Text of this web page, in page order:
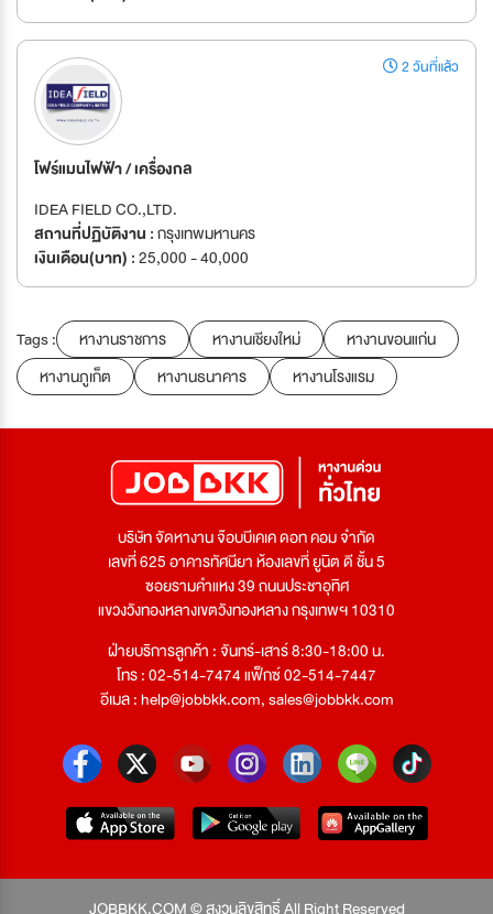
2 วันที่แล้ว
โฟร์แมนไฟฟ้า / เครื่องกล
IDEA FIELD CO.,LTD.
สถานที่ปฏิบัติงาน :กรุงเทพมหานคร
เงินเดือน(บาท) :25,000 - 40,000
Tags : หางานราชการ หางานเชียงใหม่
หางานขอนแก่น
หางานภูเก็ต
หางานธนาคาร หางานโรงแรม
บริษัท จัดหางาน จ๊อบบีเคเค ดอท คอม จำกัด
เลขที่ 625 อาคารทัศนียา ห้องเลขที่ ยูนิต ดี ชั้น 5
ซอยรามคำแหง 39 ถนนประชาอุทิศ
แขวงวังทองหลางเขตวังทองหลาง กรุงเทพฯ 10310
ฝ่ายบริการลูกค้า : จันทร์-เสาร์ 8:30-18:00 น.
โทร : 02-514-7474 แฟ็กซ์ 02-514-7447
อีเมล :help@jobbkk.com,sales@jobbkk.com
JOBBKK.COM © สงวนลิขสิทธิ์ All Right Reserved